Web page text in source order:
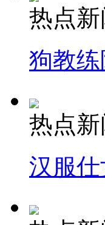
热点新
狗教
热点新
汉服